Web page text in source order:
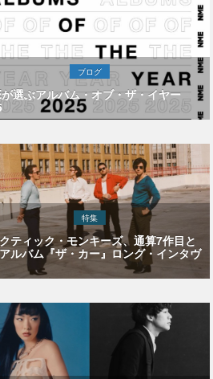
ブログ
選ぶアルバム・オブ・ザ・イヤー
特集
ティック・モンキーズ、通算7作目と
ルバム『ザ・カー』ロング・インタヴ